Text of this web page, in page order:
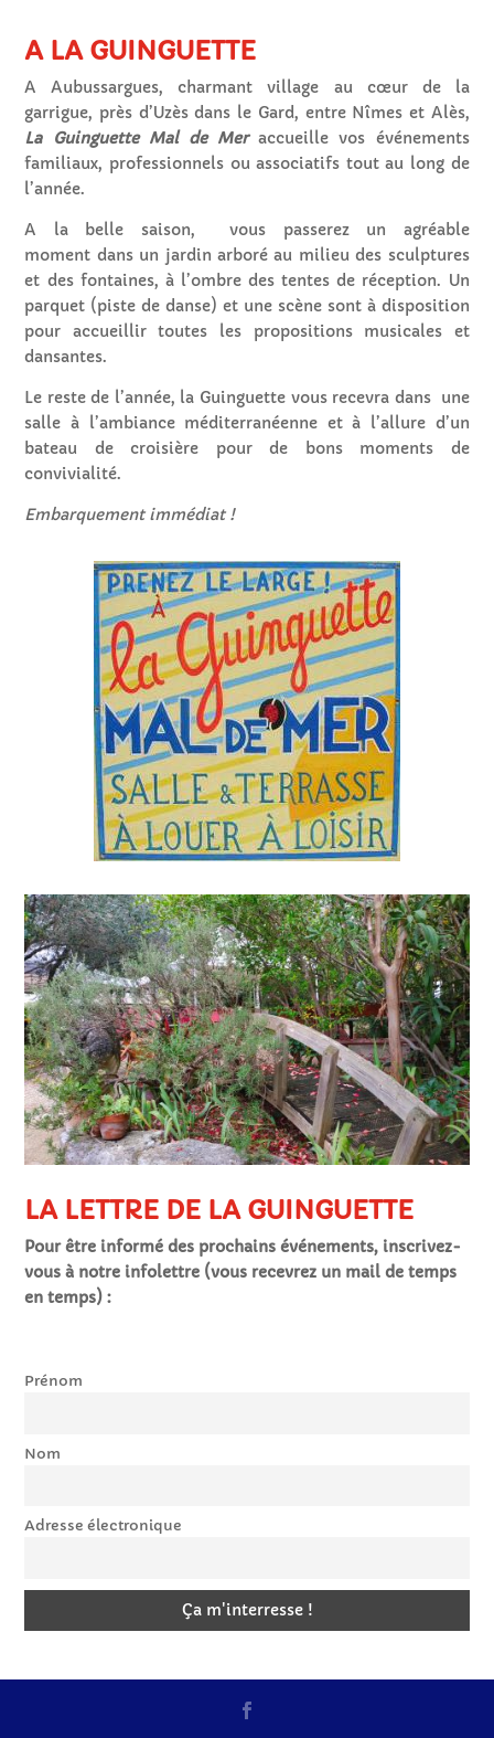
A LA GUINGUETTE
A Aubussargues, charmant village au cœur de la
garrigue, près d’Uzès dans le Gard, entre Nîmes et Alès,
La Guinguette Mal de Meraccueille vos événements
familiaux, professionnels ou associatifs tout au long de
l’année.
A la belle saison, vous passerez un agréable
moment dans un jardin arboréau milieu des sculptures
et des fontaines, à l’ombre des tentes de réception. Un
parquet (piste de danse) et une scène sont à disposition
pour accueillir toutes les propositions musicales et
dansantes.
Le reste de l’année, la Guinguette vous recevra dans une
salle à l’ambiance méditerranéenne et à l’allure d’un
bateau de croisière pour de bons moments de
convivialité.
Embarquement immédiat !
LA LETTRE DE LA GUINGUETTE
Pour être informé des prochainsévénements, inscrivez-
vous à notre infolettre (vous recevrez un mail de temps
en temps) :
Prénom
Nom
Adresse électronique